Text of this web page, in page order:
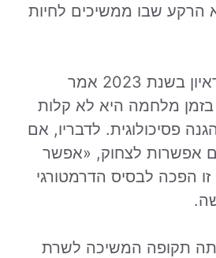
הרקע שבו ממשיכים לחיות
אולג פילימונוב בראיון בשנת 2023 אמר
מלחמה היא לא קלות
פסיכולוגית. לדבריו, אם
אפשרות לצחוק, «אפשר
הפכה לבסיס הדרמטורגי
תקופה המשיכה לשרת